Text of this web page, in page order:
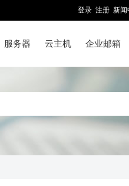
登录 注册 新闻
服务器 云主机 企业邮箱